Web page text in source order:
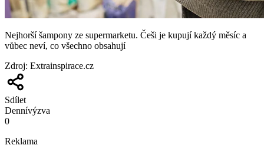
Nejhorší šampony ze supermarketu. Češi je kupují každý měsíc a
vůbec neví, co všechno obsahují
Zdroj: Extrainspirace.cz
Sdílet
Dennívýzva
0
Reklama